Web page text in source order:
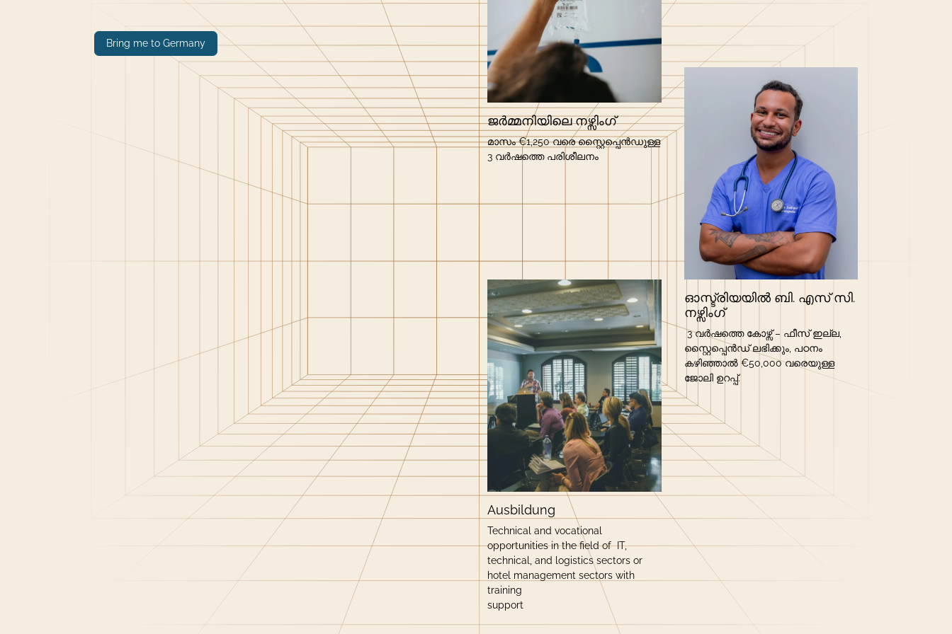
Bring me to Germany
ജർമ്മനിയിലെ നഴ്സിംഗ്
മാസം €1,250 വരെ സ്റ്റൈപ്പെൻഡുള്ള
3 വർഷത്തെ പരിശീലനം
Ausbildung
Technical and vocational
opportunities in the field of IT,
technical, and logistics sectors or
hotel management sectors with
training
support
ഓസ്ട്രിയയിൽ ബി. എസ്‌ സി.
നഴ്സിംഗ്
3 വർഷത്തെ കോഴ്സ് – ഫീസ് ഇല്ല,
സ്റ്റൈപ്പെൻഡ് ലഭിക്കും, പഠനം
കഴിഞ്ഞാൽ €50,000 വരെയുള്ള
ജോലി ഉറപ്പ്.